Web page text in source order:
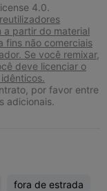
4.0.
a partir do material
fins não comerciais
Se você remixar,
deve licenciar o
por favor entre
adicionais.
fora de estrada